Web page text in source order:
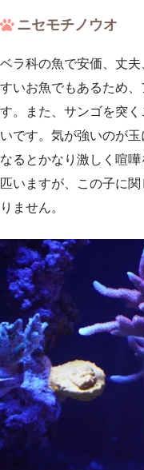
ニセモチノウオ
ベラ科の魚で安価、丈
すいお魚でもあるため
す。また、サンゴを突
いです。気が強いのが
なるとかなり激しく喧
匹いますが、この子に
りません。